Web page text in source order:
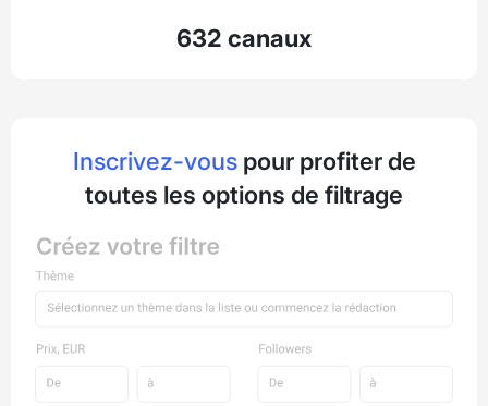
632 canaux
Inscrivez-vouspour profiter de
toutes les options de filtrage